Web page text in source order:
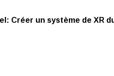
Créer un système de XR